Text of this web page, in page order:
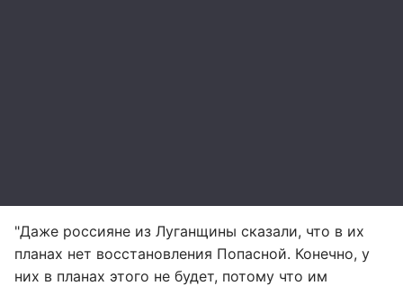
"Даже россияне из Луганщины сказали, что в их
планах нет восстановления Попасной. Конечно, у
них в планах этого не будет, потому что им